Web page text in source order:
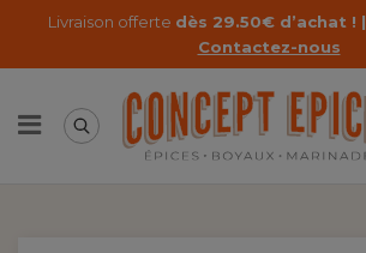
Livraison offerte dès 29.50€ d’achat ! |
Contactez-nous